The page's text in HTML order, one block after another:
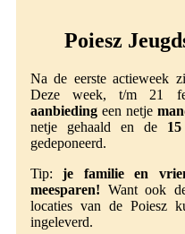
Poiesz
Na de eerste actieweek
Deze week, t/m 21
aanbieding een netje
netje gehaald en de
gedeponeerd.
Tip:je familie en
meesparen! Want ook
locaties van de Poiesz
ingeleverd.